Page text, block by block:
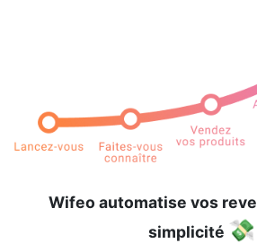
Wifeo automatise vos
simplicité 💸